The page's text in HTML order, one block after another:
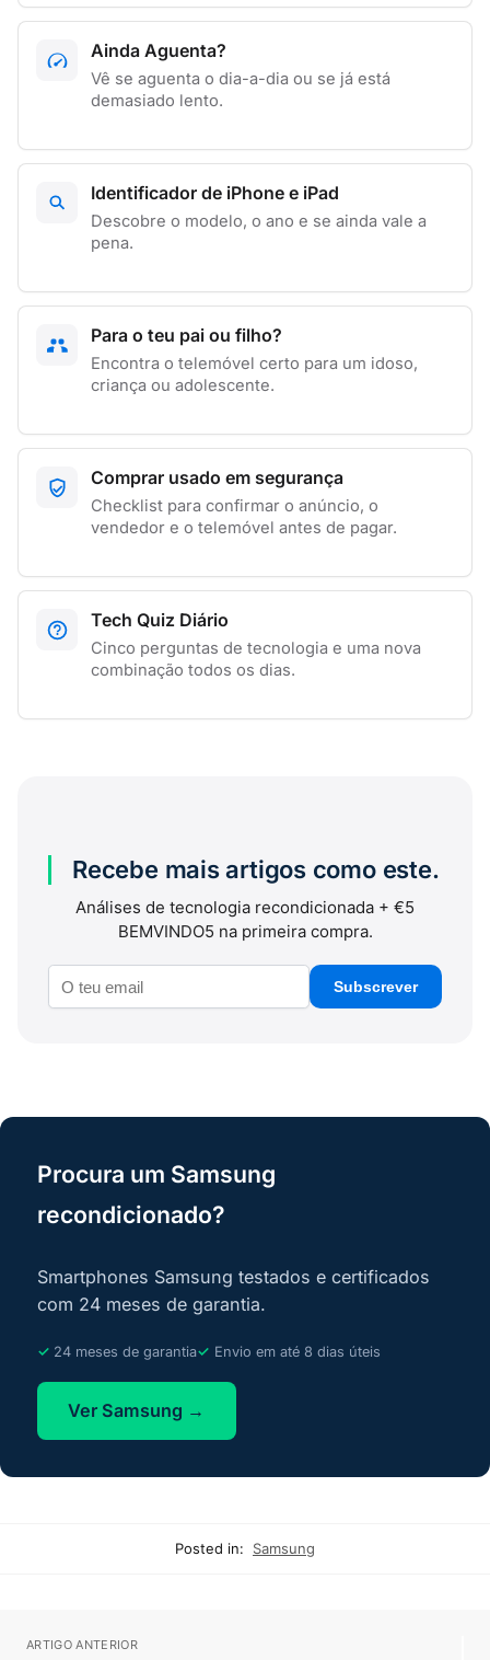
Ainda Aguenta?
Vê se aguenta o dia-a-dia ou se já está
demasiado lento.
Identificador de iPhone e iPad
Descobre o modelo, o ano e se ainda vale a
pena.
Para o teu pai ou filho?
Encontra o telemóvel certo para um idoso,
criança ou adolescente.
Comprar usado em segurança
Checklist para confirmar o anúncio, o
vendedor e o telemóvel antes de pagar.
Tech Quiz Diário
Cinco perguntas de tecnologia e uma nova
combinação todos os dias.
Recebe mais artigos como este.
Análises de tecnologia recondicionada + €5
BEMVINDO5 na primeira compra.
Subscrever
Procura um Samsung
recondicionado?
Smartphones Samsung testados e certificados
com 24 meses de garantia.
24 meses de garantia Envio em até 8 dias úteis
Ver Samsung →
Posted in: Samsung
ARTIGO ANTERIOR